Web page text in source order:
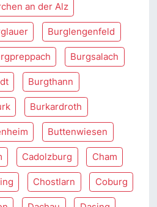
an der Alz
Burglengenfeld
Burgsalach
Burgthann
Burkardroth
Buttenwiesen
Cadolzburg Cham
Chostlarn Coburg